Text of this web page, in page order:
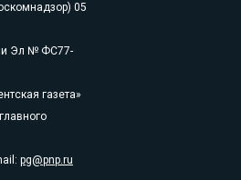
05
Эл № ФС77-
газета»
pg@pnp.ru